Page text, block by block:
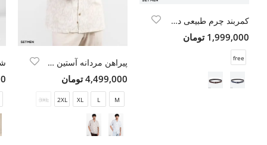
کمربند چرم طبیعی دورو سگک چرخشی
1,999,000 تومان
free پیراهن مردانه آستین کوتاه یقه انگلیسی هاوایی
4,499,000 تومان
M
L
XL
2XL
3XL